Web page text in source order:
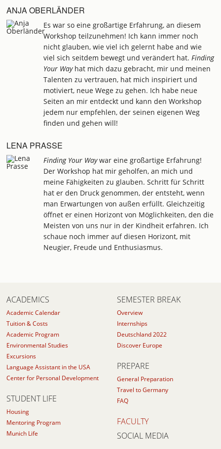
ANJA OBERLÄNDER
Es war so eine großartige Erfahrung, an diesem
Workshop teilzunehmen! Ich kann immer noch
nicht glauben, wie viel ich gelernt habe and wie
viel sich seitdem bewegt und verändert hat. Finding
Your Wayhat mich dazu gebracht, mir und meinen
Talenten zu vertrauen, hat mich inspiriert und
motiviert, neue Wege zu gehen. Ich habe neue
Seiten an mir entdeckt und kann den Workshop
jedem nur empfehlen, der seinen eigenen Weg
finden und gehen will!
LENA PRASSE
Finding Your Waywar eine großartige Erfahrung!
Der Workshop hat mir geholfen, an mich und
meine Fähigkeiten zu glauben. Schritt für Schritt
hat er den Druck genommen, der entsteht, wenn
man Erwartungen von außen erfüllt. Gleichzeitig
öffnet er einen Horizont von Möglichkeiten, den die
Meisten von uns nur in der Kindheit erfahren. Ich
schaue noch immer auf diesen Horizont, mit
Neugier, Freude und Enthusiasmus.
ACADEMICS
Academic Calendar
Tuition & Costs
Academic Program
Environmental Studies
Excursions
Language Assistant in the USA
Center for Personal Development
STUDENT LIFE
Housing
Mentoring Program
Munich Life
SEMESTER BREAK
Overview
Internships
Deutschland 2022
Discover Europe
PREPARE
General Preparation
Travel to Germany
FAQ
FACULTY
SOCIAL MEDIA